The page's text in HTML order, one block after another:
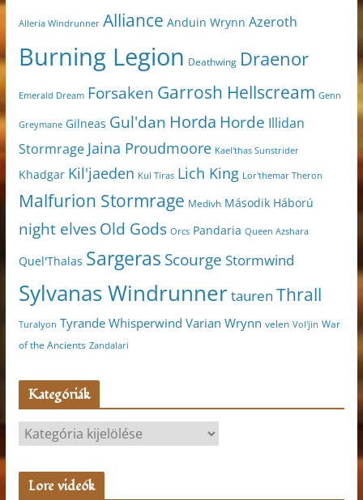
Alleria Windrunner Alliance Anduin Wrynn Azeroth
Burning Legion Deathwing Draenor
Emerald Dream Forsaken Garrosh Hellscream Genn
Greymane Gilneas Gul'dan Horda Horde Illidan
Stormrage Jaina Proudmoore Kael'thas Sunstrider
Khadgar Kil'jaeden Kul Tiras Lich King Lor'themar Theron
Malfurion Stormrage Medivh Második Háború
night elves Old Gods Orcs Pandaria Queen Azshara
Quel'Thalas Sargeras Scourge Stormwind
Sylvanas Windrunnertauren Thrall
Turalyon Tyrande Whisperwind Varian Wrynn velen Vol'jin War
of the Ancients Zandalari
Kategóriák
t
Lore videók